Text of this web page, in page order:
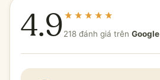
4.9218 đánh giá trên Google